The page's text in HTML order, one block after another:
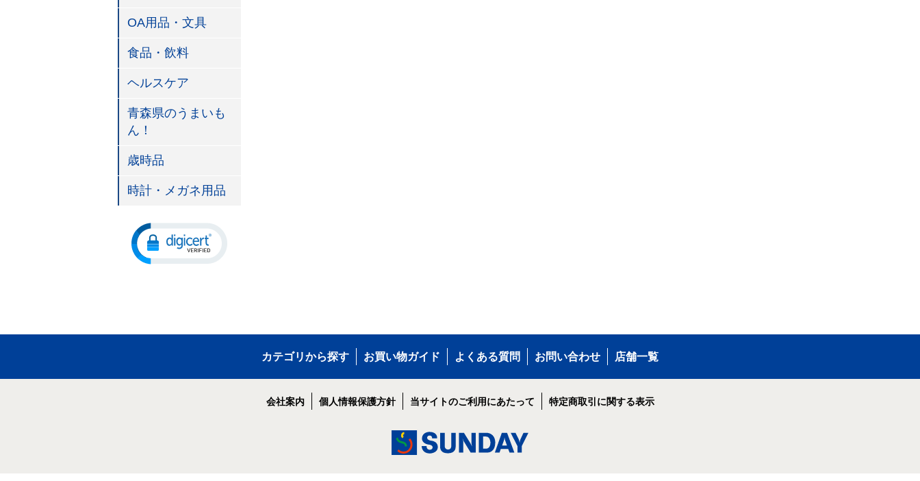
OA用品・文具
食品・飲料
ヘルスケア
青森県のうまいも
ん！
歳時品
時計・メガネ用品
カテゴリから探す お買い物ガイド よくある質問 お問い合わせ 店舗一覧
会社案内 個人情報保護方針 当サイトのご利用にあたって 特定商取引に関する表示